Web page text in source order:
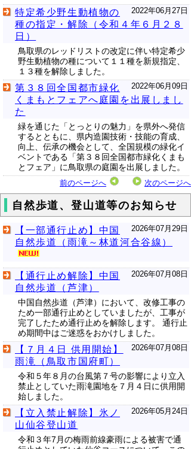
2022年06月27日
特定希少野生動植物の
種の指定・解除（令和４年６月２８
日）
鳥取県のレッドリストの改定に伴い特定希少
野生動植物の種について１１種を新規指定、
１３種を解除しました。
2022年06月09日
第３８回全国都市緑化
くまもとフェアへ庭園を出展しまし
た
緑を通じた「とっとりの魅力」を県外へ発信
するとともに、県内造園技術・技能の育成、
向上、伝承の機会として、全国規模の緑化イ
ベントである「第３８回全国都市緑化くまも
とフェア」に鳥取県の庭園を出展しました。
前のページへ 次のページへ
自然歩道、登山道等のお知らせ
2026年07月29日
【一部通行止め】中国
自然歩道（雨滝～林道河合谷線）
2026年07月08日
【通行止め解除】中国
自然歩道（芦津）
中国自然歩道（芦津）において、改修工事の
ため一部通行止めとしていましたが、工事が
完了したため通行止めを解除します。 通行止
め期間中はご迷惑をおかけしました。
2026年07月08日
【７月４日 供用開始】
雨滝（鳥取市国府町）
令和５年８月の台風第７号の影響により立入
禁止としていた雨滝園地を７月４日に供用開
始しました。
2026年05月24日
【立入禁止解除】氷ノ
山仙谷登山道
令和３年7月の梅雨前線豪雨による被害で通